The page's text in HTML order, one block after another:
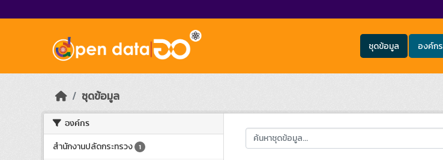
ชุดข้อมูล องค์กร
ชุดข้อมูล
องค์กร
สำนักงานปลัดกระทรวง 1